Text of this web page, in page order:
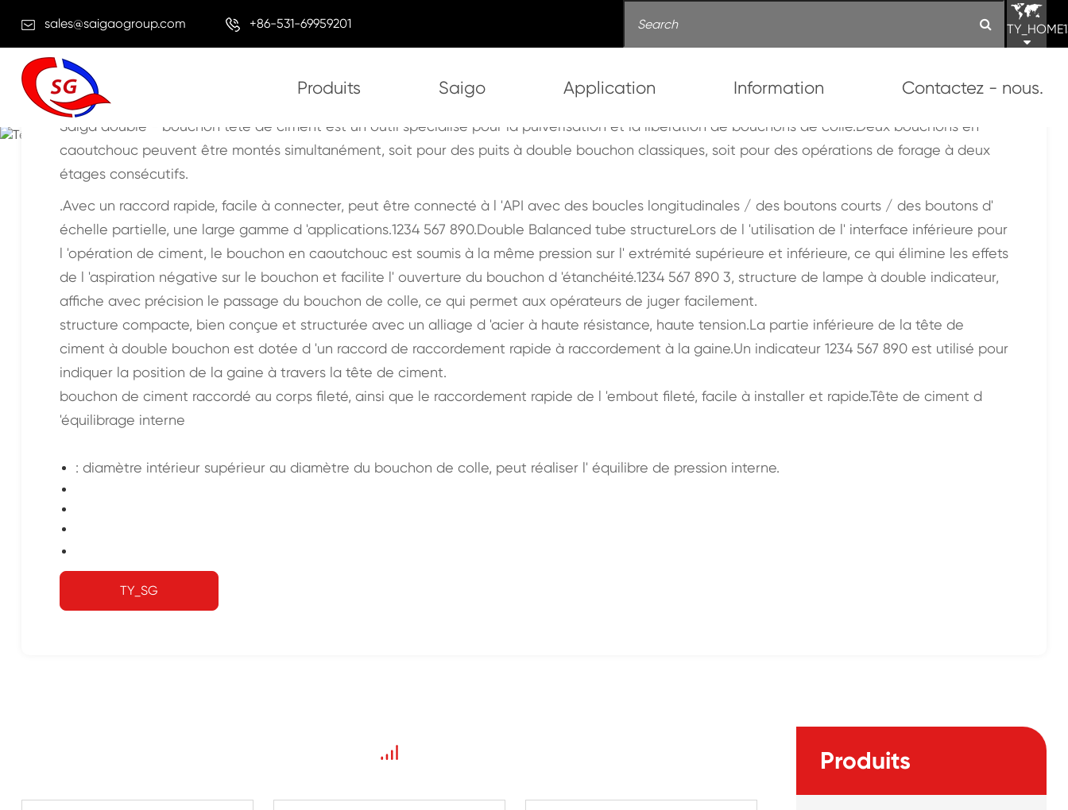
sales@saigaogroup.com +86-531-69959201
Produits Saigo Application Information Contactez - nous.
Tête de ciment à double bouchon
Maison Produits Outil de fixation de puits Tête de ciment Tête de ciment à double bouchon
Saiga double - bouchon tête de ciment est un outil spécialisé pour la pulvérisation et la libération de bouchons de colle.Deux bouchons en
caoutchouc peuvent être montés simultanément, soit pour des puits à double bouchon classiques, soit pour des opérations de forage à deux
étages consécutifs.
.Avec un raccord rapide, facile à connecter, peut être connecté à l 'API avec des boucles longitudinales / des boutons courts / des boutons d'
échelle partielle, une large gamme d 'applications.1234 567 890.Double Balanced tube structureLors de l 'utilisation de l' interface inférieure pour
l 'opération de ciment, le bouchon en caoutchouc est soumis à la même pression sur l' extrémité supérieure et inférieure, ce qui élimine les effets
de l 'aspiration négative sur le bouchon et facilite l' ouverture du bouchon d 'étanchéité.1234 567 890 3, structure de lampe à double indicateur,
affiche avec précision le passage du bouchon de colle, ce qui permet aux opérateurs de juger facilement.
structure compacte, bien conçue et structurée avec un alliage d 'acier à haute résistance, haute tension.La partie inférieure de la tête de
ciment à double bouchon est dotée d 'un raccord de raccordement rapide à raccordement à la gaine.Un indicateur 1234 567 890 est utilisé pour
indiquer la position de la gaine à travers la tête de ciment.
bouchon de ciment raccordé au corps fileté, ainsi que le raccordement rapide de l 'embout fileté, facile à installer et rapide.Tête de ciment d
'équilibrage interne
: diamètre intérieur supérieur au diamètre du bouchon de colle, peut réaliser l' équilibre de pression interne.
TY_SG
Produits